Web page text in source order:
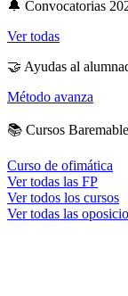
🔔 Convocatorias
Ver todas
🤝 Ayudas al
Método avanza
📚 Cursos
Curso de ofimática
Ver todas las FP
Ver todos los cursos
Ver todas las